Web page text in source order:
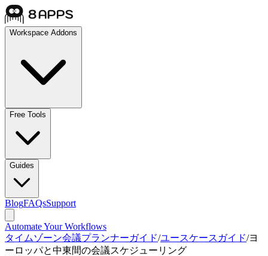
Workspace Addons
Free Tools
Guides
BlogFAQsSupport
Automate Your Workflows
タイムゾーン会議プランナーガイド/ユースケースガイド/ヨ
ーロッパと中東間の会議スケジューリング